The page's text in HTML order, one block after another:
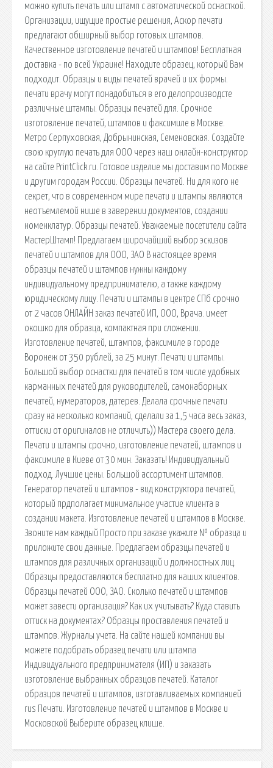
можно купить печать или штамп с автоматической оснасткой.
Организации, ищущие простые решения, Аскор печати
предлагают обширный выбор готовых штампов.
Качественное изготовление печатей и штампов! Бесплатная
доставка - по всей Украине! Находите образец, который Вам
подходит. Образцы и виды печатей врачей и их формы.
печати врачу могут понадобиться в его делопроизводсте
различные штампы. Образцы печатей для. Срочное
изготовление печатей, штампов и факсимиле в Москве.
Метро Серпуховская, Добрынинская, Семеновская. Создайте
свою круглую печать для ООО через наш онлайн-конструктор
на сайте PrintClick.ru. Готовое изделие мы доставим по Москве
и другим городам России. Образцы печатей. Ни для кого не
секрет, что в современном мире печати и штампы являются
неотъемлемой нише в заверении документов, создании
номенклатур. Образцы печатей. Уважаемые посетители сайта
МастерШтамп! Предлагаем широчайший выбор эскизов
печатей и штампов для ООО, ЗАО В настоящее время
образцы печатей и штампов нужны каждому
индивидуальному предпринимателю, а также каждому
юридическому лицу. Печати и штампы в центре СПб срочно
от 2 часов ОНЛАЙН заказ печатей ИП, ООО, Врача. имеет
окошко для образца, компактная при сложении.
Изготовление печатей, штампов, факсимиле в городе
Воронеж от 350 рублей, за 25 минут. Печати и штампы.
Большой выбор оснастки для печатей в том числе удобных
карманных печатей для руководителей, самонаборных
печатей, нумераторов, датерев. Делала срочные печати
сразу на несколько компаний, сделали за 1,5 часа весь заказ,
оттиски от оригиналов не отличить)) Мастера своего дела.
Печати и штампы срочно, изготовление печатей, штампов и
факсимиле в Киеве от 30 мин. Заказать! Индивидуальный
подход. Лучшие цены. Большой ассортимент штампов.
Генератор печатей и штампов - вид конструктора печатей,
который прдполагает минимальное участие клиента в
создании макета. Изготовление печатей и штампов в Москве.
Звоните нам каждый Просто при заказе укажите № образца и
приложите свои данные. Предлагаем образцы печатей и
штампов для различных организаций и должностных лиц.
Образцы предоставляются бесплатно для наших клиентов.
Образцы печатей ООО, ЗАО. Сколько печатей и штампов
может завести организация? Как их учитывать? Куда ставить
оттиск на документах? Образцы проставления печатей и
штампов. Журналы учета. На сайте нашей компании вы
можете подобрать образец печати или штампа
Индивидуального предпринимателя (ИП) и заказать
изготовление выбранных образцов печатей. Каталог
образцов печатей и штампов, изготавливаемых компанией
rus Печати. Изготовление печатей и штампов в Москве и
Московской Выберите образец клише.